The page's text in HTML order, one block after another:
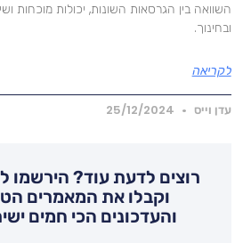
בין הגרסאות השונות, יכולות מוכחות
וייס 25/12/2024
רוצים לדעת עוד? הירשמו
וקבלו את המאמרים
והעדכונים הכי חמים